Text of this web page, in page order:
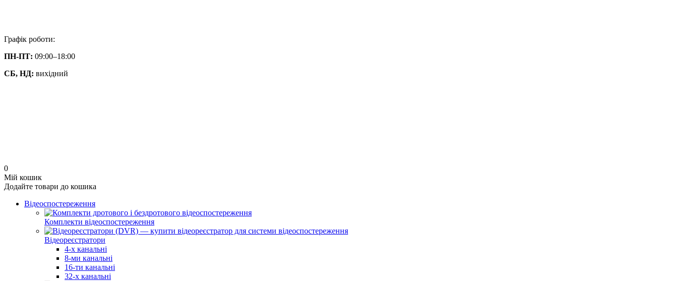
Графік роботи:
ПН-ПТ: 09:00–18:00
СБ, НД: вихідний
0
Мій кошик
Додайте товари до кошика
Відеоспостереження
Комплекти відеоспостереження
Відеореєстратори
4-х канальні
8-ми канальні
16-ти канальні
32-х канальні